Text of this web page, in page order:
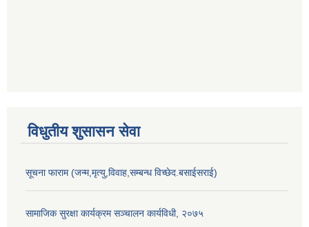
विधुतीय शुसासन सेवा
सूचना फाराम (जन्म,मृत्यु,विवाह,सम्बन्ध विच्छेद.बसाईसराई)
सामाजिक सुरक्षा कार्यक्रम सञ्चालन कार्यविधी, २०७५